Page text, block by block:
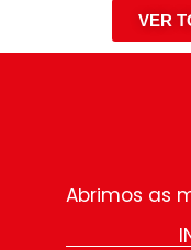
VER
Abrimos as